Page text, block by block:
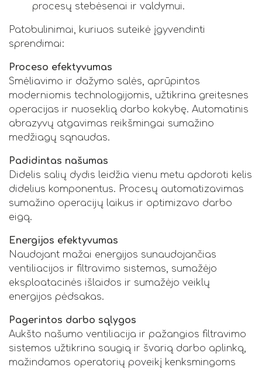
procesų stebėsenai ir valdymui.
Patobulinimai, kuriuos suteikė įgyvendinti
sprendimai:
Proceso efektyvumas
Smėliavimo ir dažymo salės, aprūpintos
moderniomis technologijomis, užtikrina greitesnes
operacijas ir nuoseklią darbo kokybę. Automatinis
abrazyvų atgavimas reikšmingai sumažino
medžiagų sąnaudas.
Padidintas našumas
Didelis salių dydis leidžia vienu metu apdoroti kelis
didelius komponentus. Procesų automatizavimas
sumažino operacijų laikus ir optimizavo darbo
eigą.
Energijos efektyvumas
Naudojant mažai energijos sunaudojančias
ventiliacijos ir filtravimo sistemas, sumažėjo
eksploatacinės išlaidos ir sumažėjo veiklų
energijos pėdsakas.
Pagerintos darbo sąlygos
Aukšto našumo ventiliacija ir pažangios filtravimo
sistemos užtikrina saugią ir švarią darbo aplinką,
mažindamos operatorių poveikį kenksmingoms